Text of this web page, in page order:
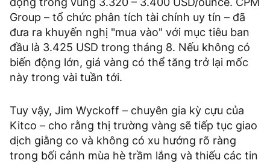
Group – tổ chức phân tích tài chính uy tín – đã
đưa ra khuyến nghị "mua vào" với mục tiêu ban
đầu là 3.425 USD trong tháng 8. Nếu không có
biến động lớn, giá vàng có thể tăng trở lại mốc
này trong vài tuần tới.
Tuy vậy, Jim Wyckoff – chuyên gia kỳ cựu của
Kitco – cho rằng thị trường vàng sẽ tiếp tục giao
dịch giằng co và không có xu hướng rõ ràng
trong bối cảnh mùa hè trầm lắng và thiếu các tin